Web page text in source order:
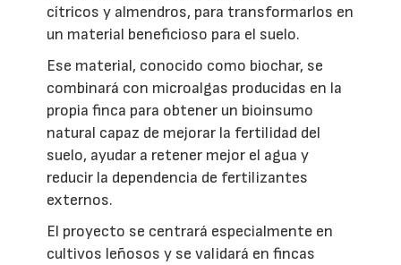
cítricos y almendros, para transformarlos en
un material beneficioso para el suelo.
Ese material, conocido como biochar, se
combinará con microalgas producidas en la
propia finca para obtener un bioinsumo
natural capaz de mejorar la fertilidad del
suelo, ayudar a retener mejor el agua y
reducir la dependencia de fertilizantes
externos.
El proyecto se centrará especialmente en
cultivos leñosos y se validará en fincas